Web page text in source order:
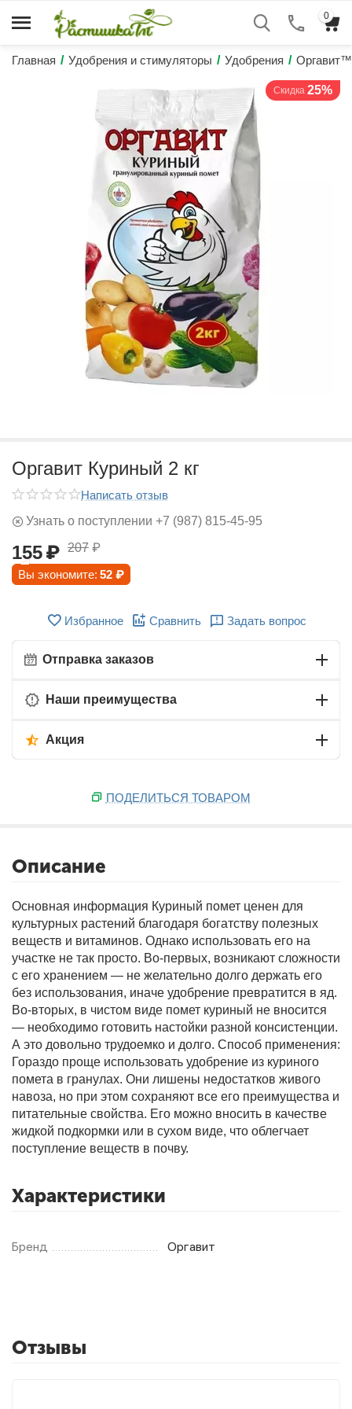
Фитолампы
0
Главная / Удобрения и стимуляторы / Удобрения / Оргавит™
Скидка 25%
Оргавит Куриный 2 кг
Написать отзыв
Узнать о поступлении +7 (987) 815-45-95
155₽ 207 ₽
Вы экономите: 52 ₽
Избранное Сравнить Задать вопрос
Отправка заказов
Наши преимущества
Акция
ПОДЕЛИТЬСЯ ТОВАРОМ
Описание
Основная информация Куриный помет ценен для
культурных растений благодаря богатству полезных
веществ и витаминов. Однако использовать его на
участке не так просто. Во-первых, возникают сложности
с его хранением — не желательно долго держать его
без использования, иначе удобрение превратится в яд.
Во-вторых, в чистом виде помет куриный не вносится
— необходимо готовить настойки разной консистенции.
А это довольно трудоемко и долго. Способ применения:
Гораздо проще использовать удобрение из куриного
помета в гранулах. Они лишены недостатков живого
навоза, но при этом сохраняют все его преимущества и
питательные свойства. Его можно вносить в качестве
жидкой подкормки или в сухом виде, что облегчает
поступление веществ в почву.
Характеристики
Бренд Оргавит
Отзывы